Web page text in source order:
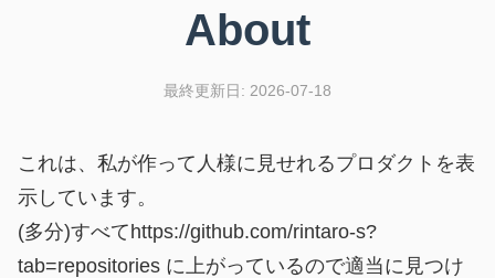
About
最終更新日: 2026-07-18
これは、私が作って人様に見せれるプロダクトを表
示しています。
(多分)すべてhttps://github.com/rintaro-s?
tab=repositories に上がっているので適当に見つけ